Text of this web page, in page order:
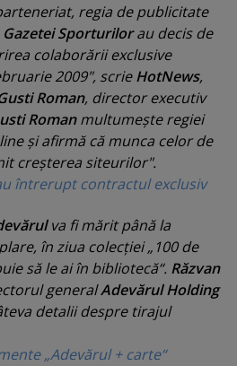
regia de publicitate
Gazetei Sporturilorau decis de
colaborării exclusive
2009", scrieHotNews,
Roman, director executiv
Romanmultumeşte regiei
şi afirmă că munca celor de
creşterea siteurilor".
întrerupt contractul exclusiv
va fi mărit până la
în ziua colecţiei „ 100 de
să le ai în bibliotecă“. Răzvan
generalAdevărul Holding
detalii despre tirajul
„Adevărul + carte“